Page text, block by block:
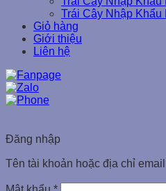
Trái Cây Nhập Khẩu
Giỏ hàng
Giới thiệu
Liên hệ
Đăng nhập
Tên tài khoản hoặc địa chỉ email